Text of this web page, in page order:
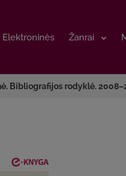
Elektroninės Žanrai
Elektroninės Žanrai
Bibliografijos rodyklė.